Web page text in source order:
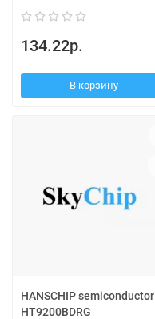
134.22р.
В корзину
HANSCHIP semiconductor
HT9200BDRG